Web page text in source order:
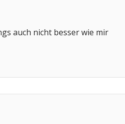
auch nicht besser wie mir